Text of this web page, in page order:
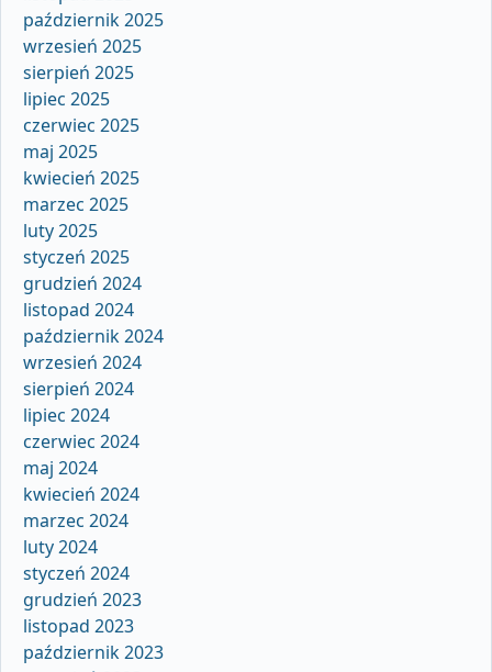
październik 2025
wrzesień 2025
sierpień 2025
lipiec 2025
czerwiec 2025
maj 2025
kwiecień 2025
marzec 2025
luty 2025
styczeń 2025
grudzień 2024
listopad 2024
październik 2024
wrzesień 2024
sierpień 2024
lipiec 2024
czerwiec 2024
maj 2024
kwiecień 2024
marzec 2024
luty 2024
styczeń 2024
grudzień 2023
listopad 2023
październik 2023